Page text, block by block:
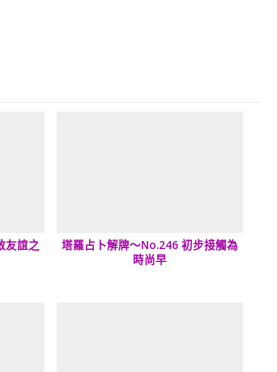
友誼之
塔羅占卜解牌～No.246 初步接觸為
時尚早